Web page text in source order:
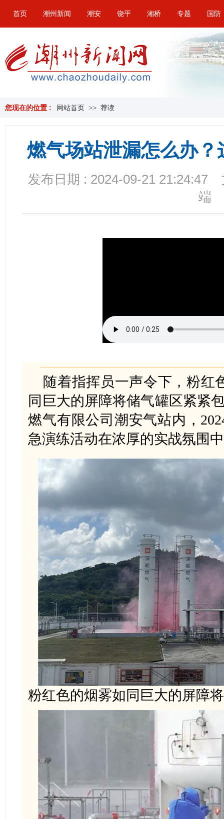
首页 潮州新闻 潮安 饶平 湘桥 专题 国防
您现在的位置 : 网站首页 >> 荐读
燃气场站泄漏怎么办
发布日期 : 2024-09-21 21:24:47
端
随着指挥员一声令下，粉红
同巨大的屏障将储气罐区紧
燃气有限公司潮安气站内，
急演练活动在浓厚的实战氛围
粉红色的烟雾如同巨大的屏障